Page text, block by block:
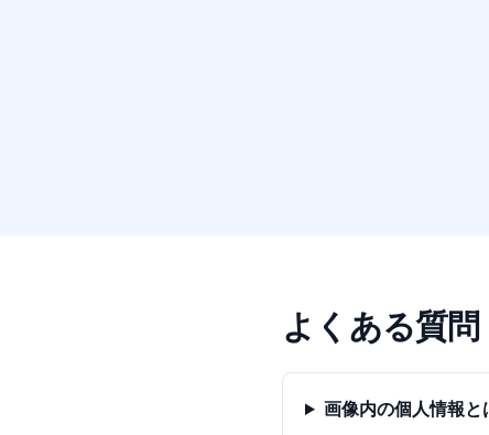
よくある質問
画像内の個人情報と